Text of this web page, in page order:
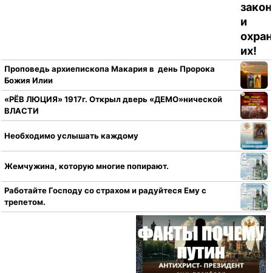
Проповедь архиепископа Макария в день Пророка
Божия Илии
«РЁВ ЛЮЦИЯ» 1917г. Открыл дверь «ДЕМО»нической
ВЛАСТИ
Необходимо услышать каждому
Жемчужина, которую многие попирают.
Работайте Господу со страхом и радуйтеся Ему с
трепетом.